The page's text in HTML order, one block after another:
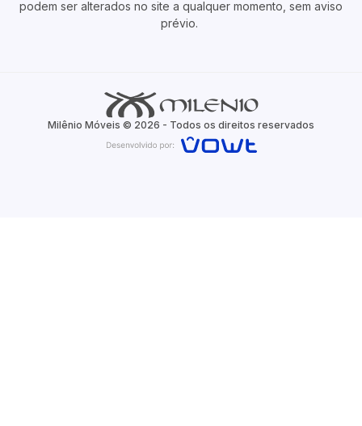
podem ser alterados no site a qualquer momento, sem aviso
prévio.
Milênio Móveis © 2026 - Todos os direitos reservados